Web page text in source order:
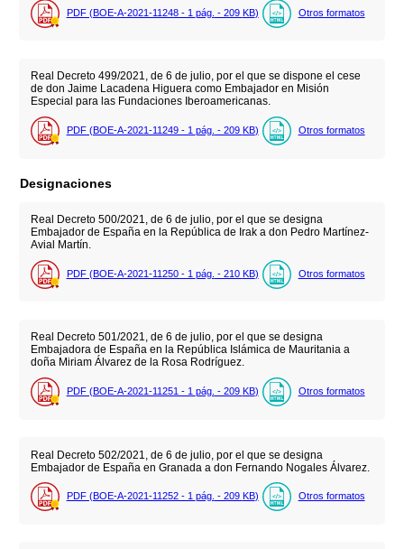
PDF (BOE-A-2021-11248 - 1 pág. - 209 KB) Otros formatos
Real Decreto 499/2021, de 6 de julio, por el que se dispone el cese
de don Jaime Lacadena Higuera como Embajador en Misión
Especial para las Fundaciones Iberoamericanas.
PDF (BOE-A-2021-11249 - 1 pág. - 209 KB) Otros formatos
Designaciones
Real Decreto 500/2021, de 6 de julio, por el que se designa
Embajador de España en la República de Irak a don Pedro Martínez-
Avial Martín.
PDF (BOE-A-2021-11250 - 1 pág. - 210 KB) Otros formatos
Real Decreto 501/2021, de 6 de julio, por el que se designa
Embajadora de España en la República Islámica de Mauritania a
doña Miriam Álvarez de la Rosa Rodríguez.
PDF (BOE-A-2021-11251 - 1 pág. - 209 KB) Otros formatos
Real Decreto 502/2021, de 6 de julio, por el que se designa
Embajador de España en Granada a don Fernando Nogales Álvarez.
PDF (BOE-A-2021-11252 - 1 pág. - 209 KB) Otros formatos